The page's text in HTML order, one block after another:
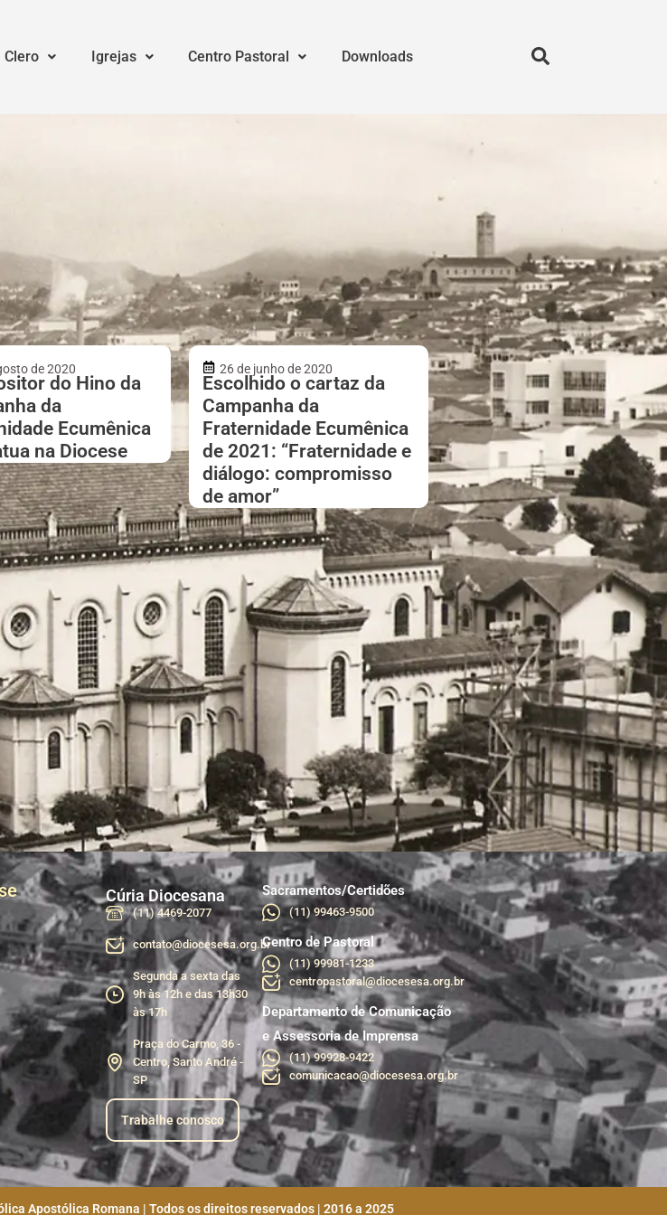
Clero Igrejas Centro Pastoral Downloads
de 2020
do Hino da
da
Ecumênica
na Diocese
26 de junho de 2020
Escolhido o cartaz da
Campanha da
Fraternidade Ecumênica
de 2021: “Fraternidade e
diálogo: compromisso
de amor”
Cúria Diocesana
(11) 4469-2077
contato@diocesesa.org.br
Segunda a sexta das
9h às 12h e das 13h30
às 17h
Praça do Carmo, 36 -
Centro, Santo André -
SP
Trabalhe conosco
Sacramentos/Certidões
(11) 99463-9500
Centro de Pastoral
(11) 99981-1233
centropastoral@diocesesa.org.br
Departamento de Comunicação
e Assessoria de Imprensa
(11) 99928-9422
comunicacao@diocesesa.org.br
Apostólica Romana | Todos os direitos reservados | 2016 a 2025